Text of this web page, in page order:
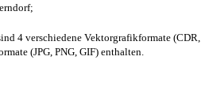
4 verschiedene Vektorgrafikformate (CDR,
(JPG, PNG, GIF) enthalten.